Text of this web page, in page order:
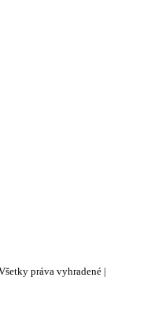
práva vyhradené |